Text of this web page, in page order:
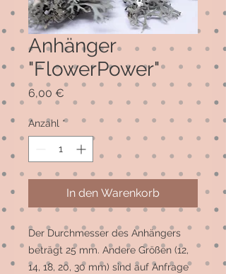
Anhänger
"FlowerPower"
6,00 €
Anzahl *
In den Warenkorb
Der Durchmesser des Anhängers
beträgt 25 mm. Andere Größen (12,
14, 18, 20, 30 mm) sind auf Anfrage